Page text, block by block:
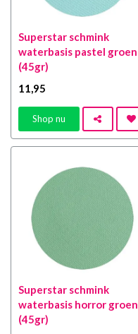
Superstar schmink
waterbasis pastel groen
(45gr)
11,95
Shop nu
Superstar schmink
waterbasis horror groen
(45gr)